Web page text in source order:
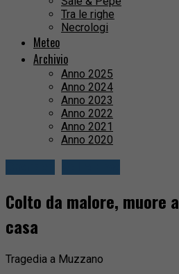
Tra le righe
Necrologi
Meteo
Archivio
Anno 2025
Anno 2024
Anno 2023
Anno 2022
Anno 2021
Anno 2020
Colto da malore, muore
casa
Tragedia a Muzzano